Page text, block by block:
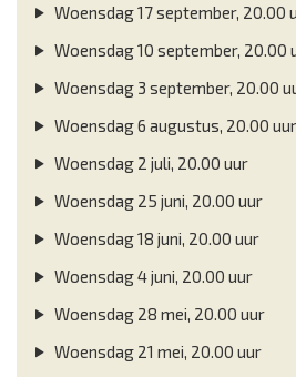
Woensdag 17 september, 20.00
Woensdag 10 september, 20.00
Woensdag 3 september, 20.00
Woensdag 6 augustus, 20.00 uur
Woensdag 2 juli, 20.00 uur
Woensdag 25 juni, 20.00 uur
Woensdag 18 juni, 20.00 uur
Woensdag 4 juni, 20.00 uur
Woensdag 28 mei, 20.00 uur
Woensdag 21 mei, 20.00 uur